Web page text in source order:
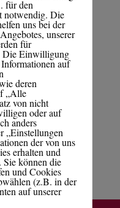
für den
notwendig. Die
uns bei der
unserer
für
Die Einwilligung
auf
deren
„Alle
von nicht
oder auf
anders
„Einstellungen
der von uns
erhalten und
Sie können die
und Cookies
(z.B. in der
auf unserer